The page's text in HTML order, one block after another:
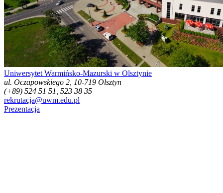
Uniwersytet Warmińsko-Mazurski w Olsztynie
ul. Oczapowskiego 2, 10-719 Olsztyn
(+89) 524 51 51, 523 38 35
rekrutacja@uwm.edu.pl
Prezentacja